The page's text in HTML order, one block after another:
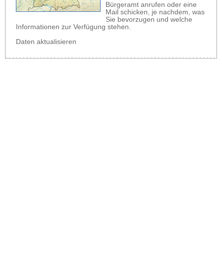
Bürgeramt anrufen oder eine
Mail schicken, je nachdem, was
Sie bevorzugen und welche
Informationen zur Verfügung stehen.
Daten aktualisieren